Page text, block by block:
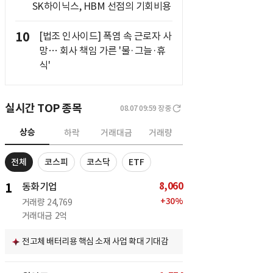
SK하이닉스, HBM 선점의 기회비용
10
[법조 인사이드] 폭염 속 근로자 사
망… 회사 책임 가른 '물·그늘·휴
식'
실시간 TOP 종목 08.07 09:59 장중
상승 하락 거래대금 거래량
전체 코스피 코스닥 ETF
1 동화기업
거래량 24,769
거래대금 2억
8,060
+30%
전고체 배터리용 핵심 소재 사업 확대 기대감